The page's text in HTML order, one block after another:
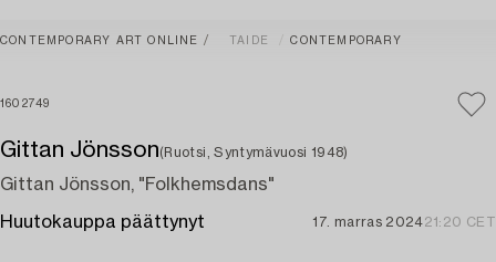
CONTEMPORARY ART ONLINE TAIDE CONTEMPORARY
1602749
Gittan Jönsson(Ruotsi, Syntymävuosi 1948)
Gittan Jönsson, "Folkhemsdans"
Huutokauppa päättynyt 17. marras 202421:20 CET